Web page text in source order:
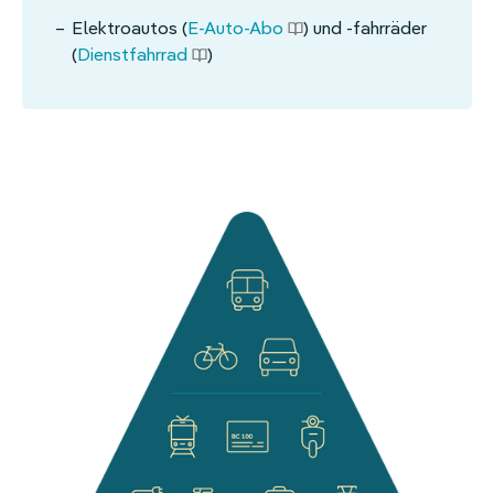
Elektroautos ( E-Auto-Abo
) und -fahrräder
( Dienstfahrrad )